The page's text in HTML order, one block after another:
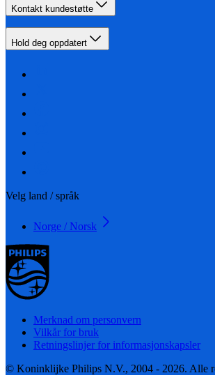
Kontakt kundestøtte
Hold deg oppdatert
Velg land / språk
Norge / Norsk
Merknad om personvern
Vilkår for bruk
Retningslinjer for informasjonskapsler
© Koninklijke Philips N.V., 2004 - 2026. Alle